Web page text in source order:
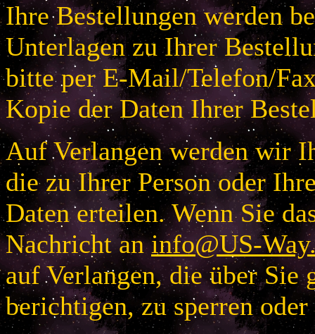
Ihre Bestellungen werden
Unterlagen zu Ihrer
bitte per E-Mail/Telefon/
Kopie der Daten Ihrer
Auf Verlangen werden wir
die zu Ihrer Person oder
Daten erteilen. Wenn Sie
Nachricht aninfo@US-
auf Verlangen, die über Sie
berichtigen, zu sperren